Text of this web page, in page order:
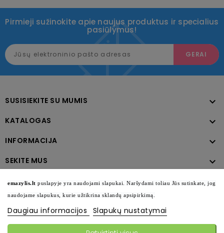
Pirmieji sužinokite apie naujus produktus ir specialius
pasiūlymus!
SUSISIEKITE SU MUMIS 
KATALOGAS 
INFORMACIJA 
SEKITE MUS 
emazylis.lt puslapyje yra naudojami slapukai. Naršydami toliau Jūs sutinkate, jog
naudojame slapukus, kurie užtikrina sklandų apsipirkimą.
Daugiau informacijos Slapukų nustatymai